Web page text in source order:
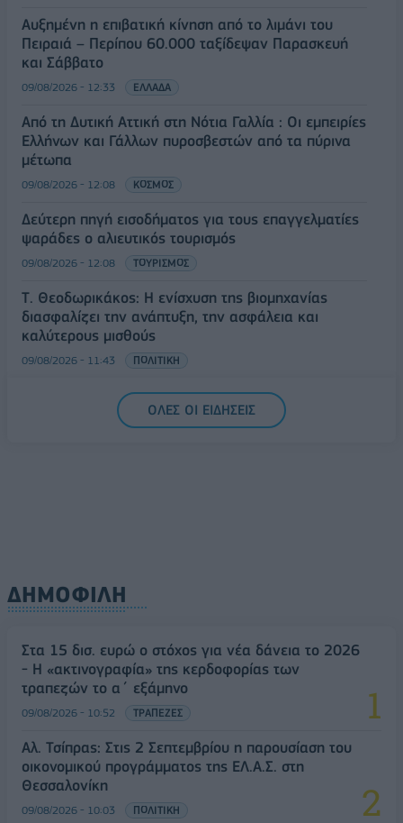
Αυξημένη η επιβατική κίνηση από το λιμάνι του
Πειραιά – Περίπου 60.000 ταξίδεψαν Παρασκευή
και Σάββατο
09/08/2026 - 12:33 ΕΛΛΑΔΑ
Από τη Δυτική Αττική στη Νότια Γαλλία : Οι εμπειρίες
Ελλήνων και Γάλλων πυροσβεστών από τα πύρινα
μέτωπα
09/08/2026 - 12:08 ΚΟΣΜΟΣ
Δεύτερη πηγή εισοδήματος για τους επαγγελματίες
ψαράδες ο αλιευτικός τουρισμός
09/08/2026 - 12:08 ΤΟΥΡΙΣΜΟΣ
Τ. Θεοδωρικάκος: Η ενίσχυση της βιομηχανίας
διασφαλίζει την ανάπτυξη, την ασφάλεια και
καλύτερους μισθούς
09/08/2026 - 11:43 ΠΟΛΙΤΙΚΗ
Υπ. Μεταφορών: Οριστική λύση στο ζήτημα των
πινακίδων κυκλοφορίας - Τέλος στις χρονοβόρες
ΟΛΕΣ ΟΙ ΕΙΔΗΣΕΙΣ
ΔΗΜΟΦΙΛΗ
Στα 15 δισ. ευρώ ο στόχος για νέα δάνεια το 2026
- Η «ακτινογραφία» της κερδοφορίας των
τραπεζών το α΄ εξάμηνο
09/08/2026 - 10:52 ΤΡΑΠΕΖΕΣ
Αλ. Τσίπρας: Στις 2 Σεπτεμβρίου η παρουσίαση του
οικονομικού προγράμματος της ΕΛ.Α.Σ. στη
Θεσσαλονίκη
09/08/2026 - 10:03 ΠΟΛΙΤΙΚΗ